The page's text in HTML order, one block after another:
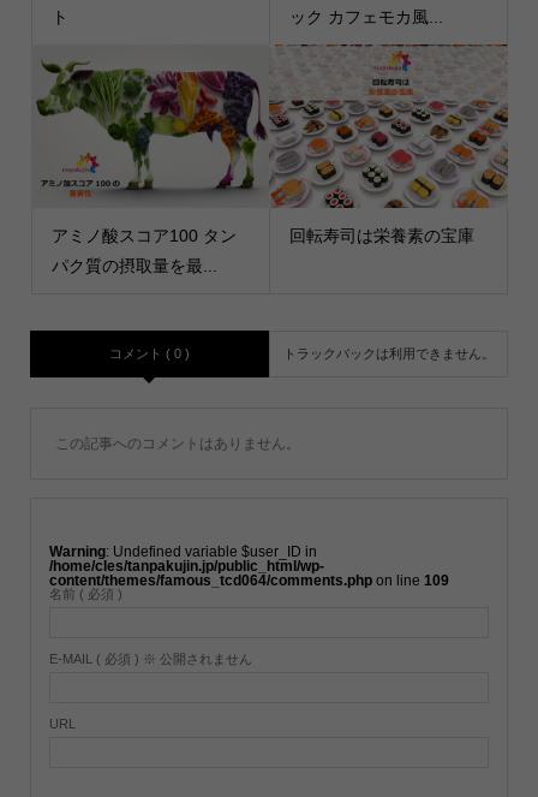
ト
ック カフェモカ風...
アミノ酸スコア100 タン
パク質の摂取量を最...
回転寿司は栄養素の宝庫
コメント ( 0 ) トラックバックは利用できません。
この記事へのコメントはありません。
Warning : Undefined variable $user_ID in
/home/cles/tanpakujin.jp/public_html/wp-
content/themes/famous_tcd064/comments.phpon line 109
名前 ( 必須 )
E-MAIL ( 必須 ) ※ 公開されません
URL